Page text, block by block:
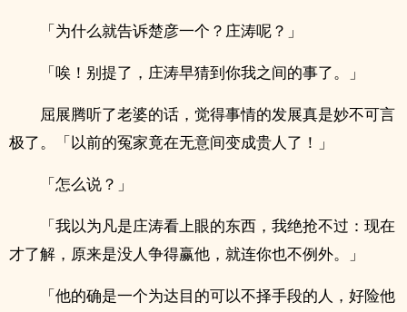
「为什么就告诉楚彦一个？庄涛呢？」
「唉！别提了，庄涛早猜到你我之间的事了。」
屈展腾听了老婆的话，觉得事情的发展真是妙不可言
极了。「以前的冤家竟在无意间变成贵人了！」
「怎么说？」
「我以为凡是庄涛看上眼的东西，我绝抢不过：现在
才了解，原来是没人争得赢他，就连你也不例外。」
「他的确是一个为达目的可以不择手段的人，好险他